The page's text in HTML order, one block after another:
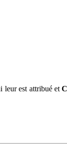
leur est attribué et